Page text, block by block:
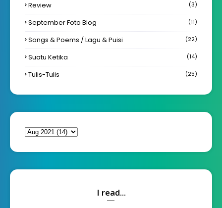
Review (3)
September Foto Blog (11)
Songs & Poems / Lagu & Puisi (22)
Suatu Ketika (14)
Tulis-Tulis (25)
I read...